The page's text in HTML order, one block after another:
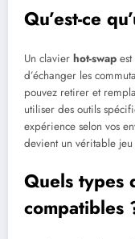
Qu’est-ce
Un clavier hot-swap
d’échanger les
pouvez retirer et
utiliser des outils
expérience selon vos
devient un véritable jeu
Quels types
compatibles